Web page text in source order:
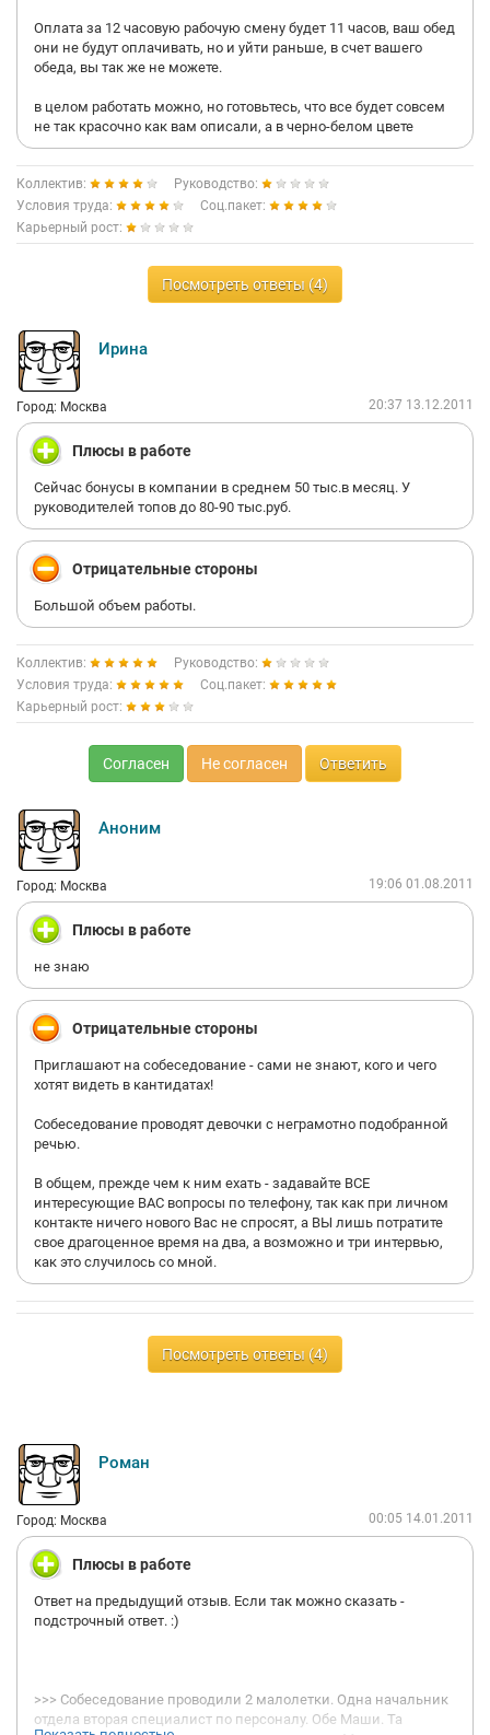
Оплата за 12 часовую рабочую смену будет 11 часов, ваш обед
они не будут оплачивать, но и уйти раньше, в счет вашего
обеда, вы так же не можете.
в целом работать можно, но готовьтесь, что все будет совсем
не так красочно как вам описали, а в черно-белом цвете
Коллектив:
Руководство:
Условия труда:
Соц.пакет:
Карьерный рост:
Посмотреть ответы (4)
Ирина
Город: Москва 20:37 13.12.2011
Плюсы в работе
Сейчас бонусы в компании в среднем 50 тыс.в месяц. У
руководителей топов до 80-90 тыс.руб.
Отрицательные стороны
Большой объем работы.
Коллектив:
Руководство:
Условия труда:
Соц.пакет:
Карьерный рост:
Согласен Не согласен Ответить
Аноним
Город: Москва 19:06 01.08.2011
Плюсы в работе
не знаю
Отрицательные стороны
Приглашают на собеседование - сами не знают, кого и чего
хотят видеть в кантидатах!
Собеседование проводят девочки с неграмотно подобранной
речью.
В общем, прежде чем к ним ехать - задавайте ВСЕ
интересующие ВАС вопросы по телефону, так как при личном
контакте ничего нового Вас не спросят, а ВЫ лишь потратите
свое драгоценное время на два, а возможно и три интервью,
как это случилось со мной.
Посмотреть ответы (4)
Роман
Город: Москва 00:05 14.01.2011
Плюсы в работе
Ответ на предыдущий отзыв. Если так можно сказать -
подстрочный ответ. :)
>>> Собеседование проводили 2 малолетки. Одна начальник
отдела вторая специалист по персоналу. Обе Маши. Та